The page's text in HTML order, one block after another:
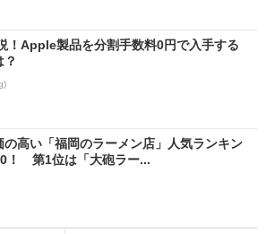
！Apple製品を分割手数料0円で入手する
？
の高い「福岡のラーメン店」人気ランキン
！ 第1位は「大砲ラー...